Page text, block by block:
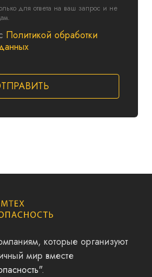
для ответа на ваш запрос и не
Политикой обработки
которые организуют
мир вместе
.